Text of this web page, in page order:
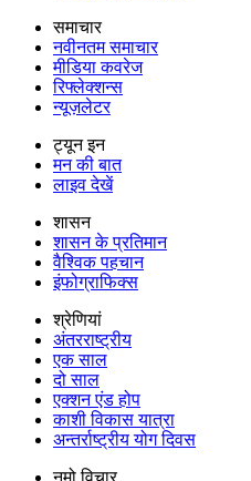
समाचार
नवीनतम समाचार
मीडिया कवरेज
रिफ्लेक्शन्स
न्यूज़लेटर
ट्यून इन
मन की बात
लाइव देखें
शासन
शासन के प्रतिमान
वैश्विक पहचान
इंफोग्राफिक्स
श्रेणियां
अंतरराष्ट्रीय
एक साल
दो साल
एक्शन एंड होप
काशी विकास यात्रा
अन्तर्राष्ट्रीय योग दिवस
नमो विचार